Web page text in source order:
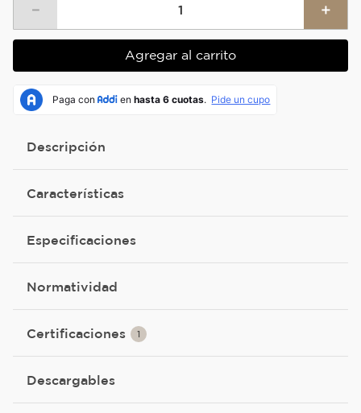
＋
－
Agregar al carrito
Descripción
Características
Especificaciones
Normatividad
Certificaciones 1
Descargables